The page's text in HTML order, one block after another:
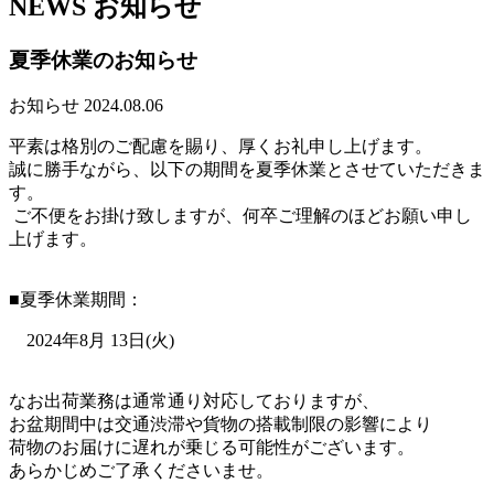
NEWS お知らせ
夏季休業のお知らせ
お知らせ 2024.08.06
平素は格別のご配慮を賜り、厚くお礼申し上げます。
誠に勝手ながら、以下の期間を夏季休業とさせていただきま
す。
ご不便をお掛け致しますが、何卒ご理解のほどお願い申し
上げます。
■夏季休業期間：
2024年8月 13日(火)
なお出荷業務は通常通り対応しておりますが、
お盆期間中は交通渋滞や貨物の搭載制限の影響により
荷物のお届けに遅れが乗じる可能性がございます。
あらかじめご了承くださいませ。